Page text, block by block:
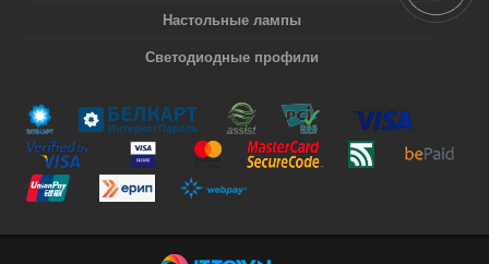
Настольные лампы
Светодиодные профили